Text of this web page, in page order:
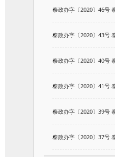
泰政办字〔2020〕46号
泰政办字〔2020〕43号
泰政办字〔2020〕40号
泰政办字〔2020〕41号
泰政办字〔2020〕39号
泰政办字〔2020〕37号